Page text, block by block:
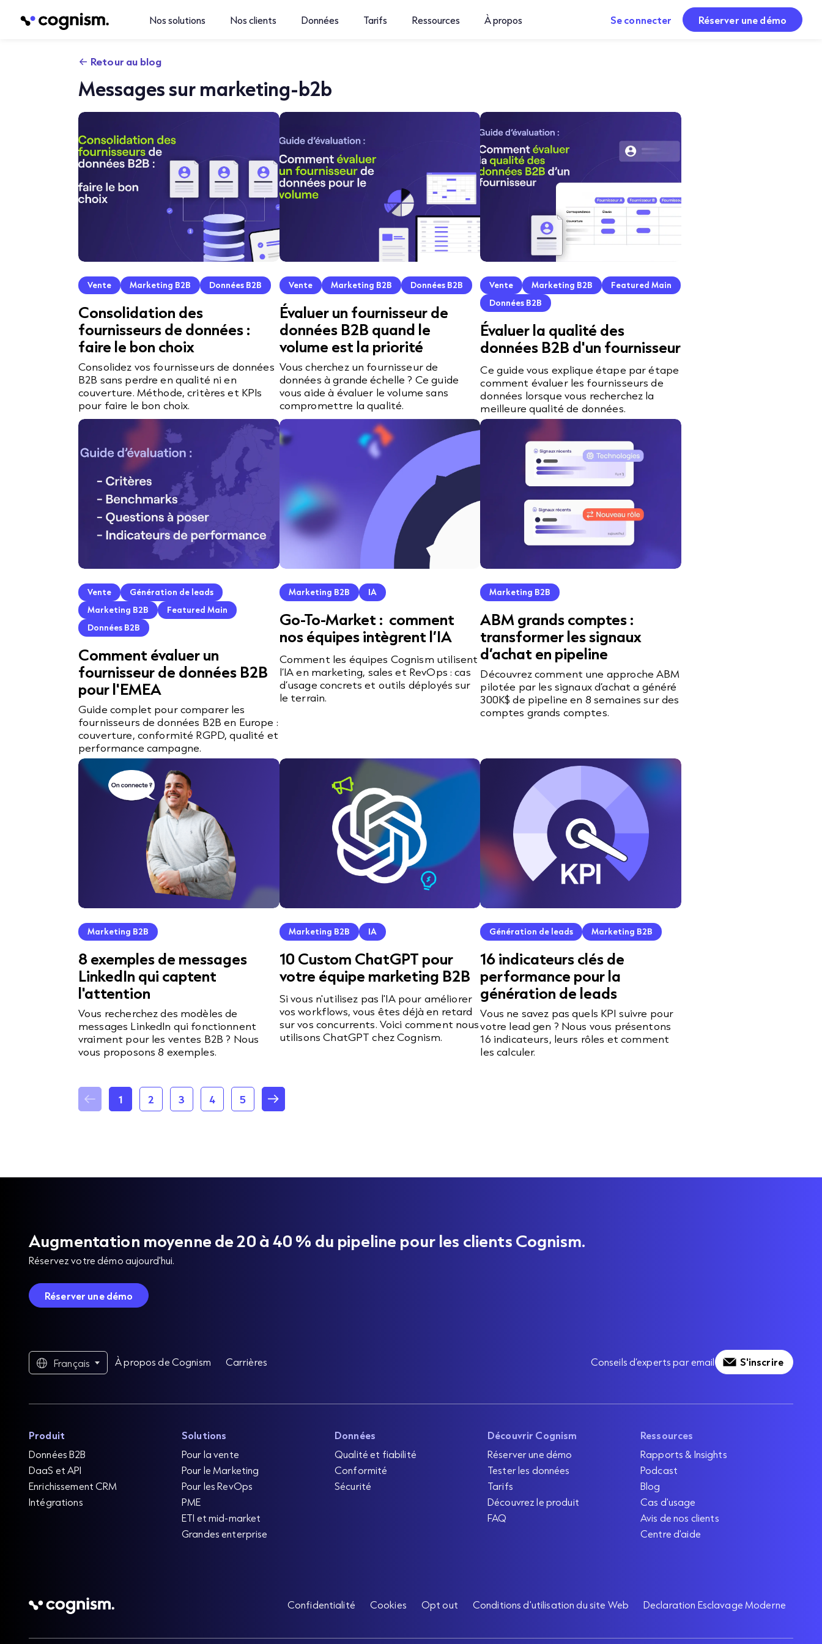
Nos solutions Nos clients Données Tarifs Ressources À propos Se connecter Réserver une démo
Retour au blog
Messages sur marketing-b2b
Vente Marketing B2B Données B2B
Consolidation des
fournisseurs de données :
faire le bon choix
Consolidez vos fournisseurs de données
B2B sans perdre en qualité ni en
couverture. Méthode, critères et KPIs
pour faire le bon choix.
Vente Marketing B2B Données B2B
Évaluer un fournisseur de
données B2B quand le
volume est la priorité
Vous cherchez un fournisseur de
données à grande échelle ? Ce guide
vous aide à évaluer le volume sans
compromettre la qualité.
Vente Marketing B2B
Featured Main
Données B2B
Évaluer la qualité des
données B2B d'un fournisseur
Ce guide vous explique étape par étape
comment évaluer les fournisseurs de
données lorsque vous recherchez la
meilleure qualité de données.
Vente
Génération de leads
Marketing B2B
Featured Main
Données B2B
Comment évaluer un
fournisseur de données B2B
pour l'EMEA
Guide complet pour comparer les
fournisseurs de données B2B en Europe :
couverture, conformité RGPD, qualité et
performance campagne.
Marketing B2B IA
Go-To-Market : comment
nos équipes intègrent l’IA
Comment les équipes Cognism utilisent
l’IA en marketing, sales et RevOps : cas
d’usage concrets et outils déployés sur
le terrain.
Marketing B2B
ABM grands comptes :
transformer les signaux
d’achat en pipeline
Découvrez comment une approche ABM
pilotée par les signaux d’achat a généré
300K$ de pipeline en 8 semaines sur des
comptes grands comptes.
Marketing B2B
8 exemples de messages
LinkedIn qui captent
l'attention
Vous recherchez des modèles de
messages LinkedIn qui fonctionnent
vraiment pour les ventes B2B ? Nous
vous proposons 8 exemples.
Marketing B2B IA
10 Custom ChatGPT pour
votre équipe marketing B2B
Si vous n'utilisez pas l'IA pour améliorer
vos workflows, vous êtes déjà en retard
sur vos concurrents. Voici comment nous
utilisons ChatGPT chez Cognism.
Génération de leads Marketing B2B
16 indicateurs clés de
performance pour la
génération de leads
Vous ne savez pas quels KPI suivre pour
votre lead gen ? Nous vous présentons
16 indicateurs, leurs rôles et comment
les calculer.
1 2 3 4 5
Augmentation moyenne de 20 à 40 % du pipeline pour les clients Cognism.
Réservez votre démo aujourd'hui.
Réserver une démo
Français À propos de Cognism Carrières Conseils d’experts par email S'inscrire
Produit
Données B2B
DaaS et API
Enrichissement CRM
Intégrations
Solutions
Pour la vente
Pour le Marketing
Pour les RevOps
PME
ETI et mid-market
Grandes enterprise
Données
Qualité et fiabilité
Conformité
Sécurité
Découvrir Cognism
Réserver une démo
Tester les données
Tarifs
Découvrez le produit
FAQ
Ressources
Rapports & Insights
Podcast
Blog
Cas d'usage
Avis de nos clients
Centre d'aide
Confidentialité Cookies Opt out Conditions d'utilisation du site Web Declaration Esclavage Moderne